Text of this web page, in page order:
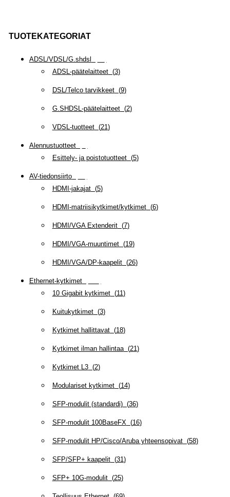
TUOTEKATEGORIAT
ADSL/VDSL/G.shdsl
ADSL-päätelaitteet(3)
DSL/Telco tarvikkeet(9)
G.SHDSL-päätelaitteet(2)
VDSL-tuotteet(21 )
Alennustuotteet(
Esittely- ja poistotuotteet(5)
AV-tiedonsiirto(
HDMI-jakajat(5)
HDMI-matriisikytkimet/kytkimet(6)
HDMI/VGA Extenderit(7)
HDMI/VGA-muuntimet(19)
HDMI/VGA/DP-kaapelit(26)
Ethernet-kytkimet(
10 Gigabit kytkimet(11 )
Kuitukytkimet(3)
Kytkimet hallittavat(18)
Kytkimet ilman hallintaa(21 )
Kytkimet L3(2)
Modulariset kytkimet(14)
SFP-modulit (standardi)(36)
SFP-modulit 100BaseFX (16)
SFP-modulit HP/Cisco/Aruba yhteensopivat(58)
SFP/SFP+ kaapelit(31 )
SFP+ 10G-modulit(25)